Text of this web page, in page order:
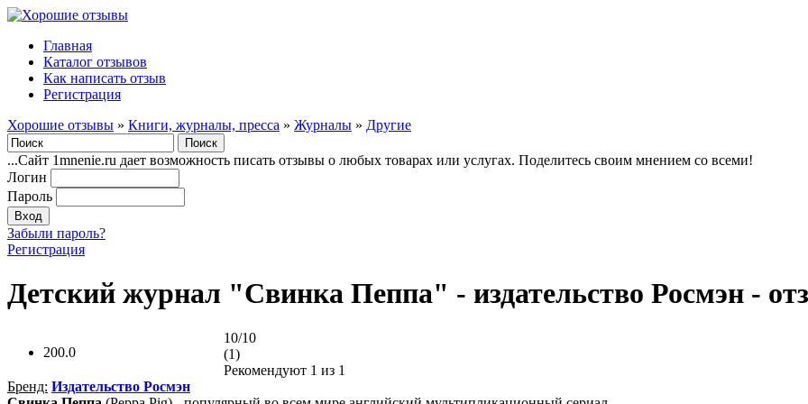
Главная
Каталог отзывов
Как написать отзыв
Регистрация
Хорошие отзывы » Книги, журналы, пресса » Журналы » Другие
...Сайт 1mnenie.ru дает возможность писать отзывы о любых товарах или услугах. Поделитесь своим мнением со всеми!
Логин
Пароль
Забыли пароль?
Регистрация
Детский журнал "Свинка Пеппа" - издательство Росмэн -
200.0
10/10
(1)
Рекомендуют 1 из 1
Бренд: Издательство Росмэн